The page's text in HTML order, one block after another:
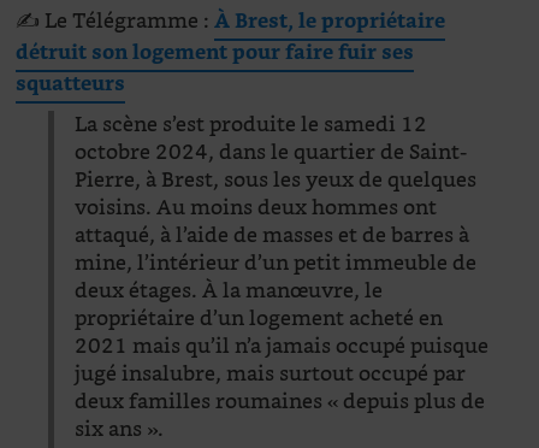
✍️ Le Télégramme :À Brest, le propriétaire
détruit son logement pour faire fuir ses
squatteurs
La scène s’est produite le samedi 12
octobre 2024, dans le quartier de Saint-
Pierre, à Brest, sous les yeux de quelques
voisins. Au moins deux hommes ont
attaqué, à l’aide de masses et de barres à
mine, l’intérieur d’un petit immeuble de
deux étages. À la manœuvre, le
propriétaire d’un logement acheté en
2021 mais qu’il n’a jamais occupé puisque
jugé insalubre, mais surtout occupé par
deux familles roumaines « depuis plus de
six ans ».